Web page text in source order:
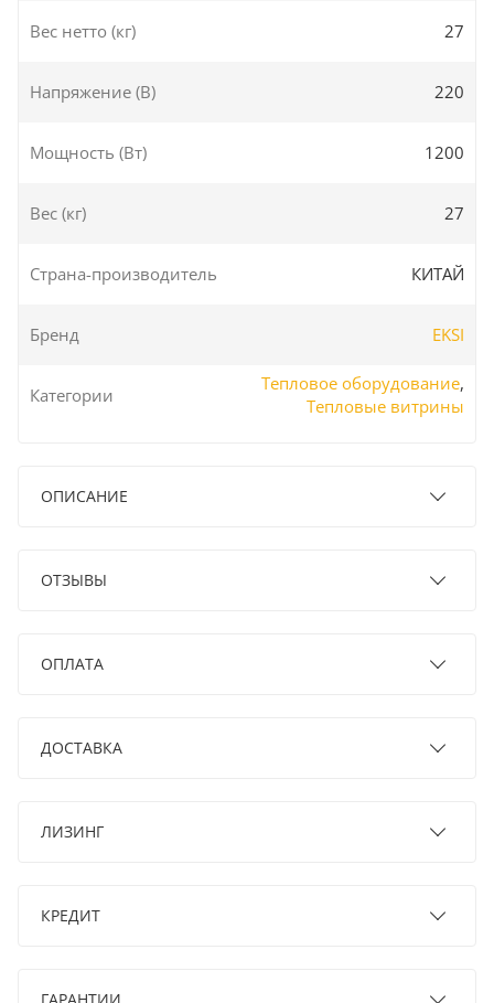
Вес нетто (кг) 27
Напряжение (В) 220
Мощность (Вт) 1200
Вес (кг) 27
Страна-производитель КИТАЙ
Бренд EKSI
Категории
Тепловое оборудование,
Тепловые витрины
ОПИСАНИЕ
ОТЗЫВЫ
ОПЛАТА
ДОСТАВКА
ЛИЗИНГ
КРЕДИТ